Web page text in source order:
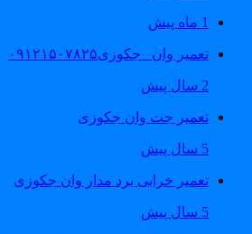
1 ماه پیش
تعمیر وان _جکوزی۰۹۱۲۱۵۰۷۸۲۵
تعمیر جت وان جکوزی
تعمیر خرابی برد مدار وان جکوزی